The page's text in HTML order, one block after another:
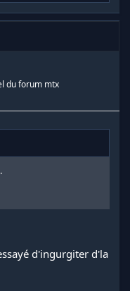
du forum mtx
d'ingurgiter d'la